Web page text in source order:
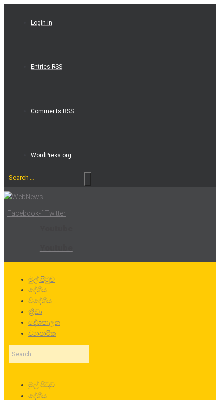
Login in
Entries RSS
Comments RSS
WordPress.org
Search
Facebook-f Twitter
මුල් පිටුව
දේශීය
විදේශීය
ක්‍රීඩා
දේශපාලන
ව්‍යාපාරික
Search
…
මුල් පිටුව
දේශීය